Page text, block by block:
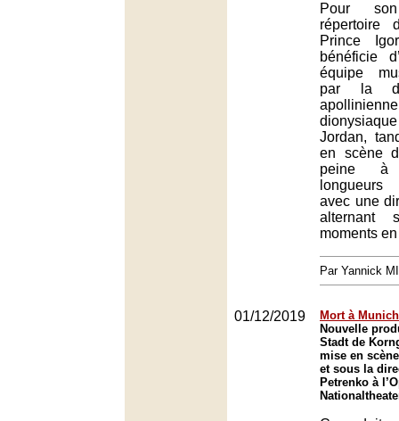
Pour
répertoire
Prince
bénéficie
équipe
par la
Jordan,
en scène
peine à
avec une
alternant
moments
Par Yannick
01/12/2019
Mort à Munich
Nouvelle
Stadt de
mise en
et sous la
Petrenko à